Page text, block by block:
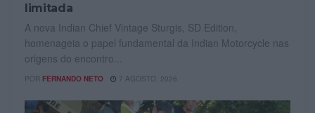
limitada
A nova Indian Chief Vintage Sturgis, SD Edition,
homenageia o papel fundamental da Indian Motorcycle nas
origens do encontro...
POR FERNANDO NETO 7 AGOSTO, 2026